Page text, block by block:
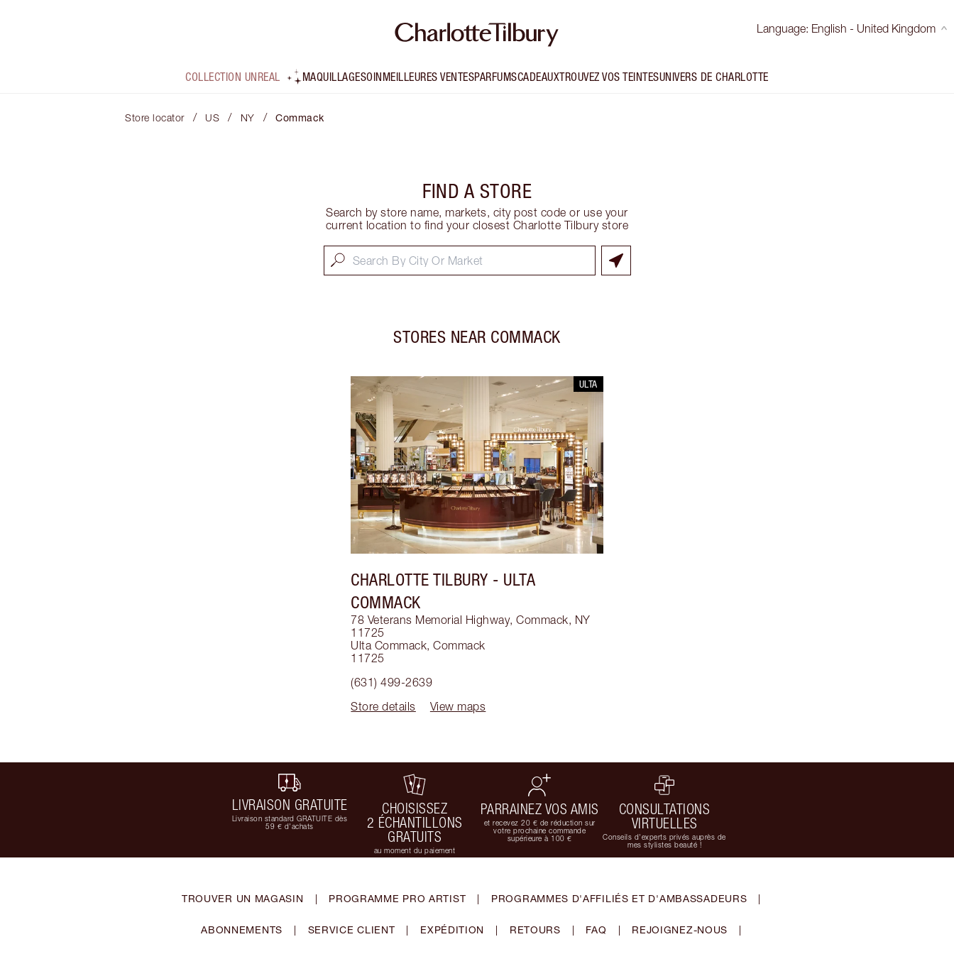
Language: English - United Kingdom
COLLECTION UNREAL MAQUILLAGESOINMEILLEURES VENTESPARFUMSCADEAUXTROUVEZ VOS TEINTESUNIVERS DE CHARLOTTE
Store locator / US / NY / Commack
FIND A STORE
Search by store name, markets, city post code or use your
current location to find your closest Charlotte Tilbury store
STORES NEAR COMMACK
ULTA
CHARLOTTE TILBURY - ULTA
COMMACK
78 Veterans Memorial Highway, Commack, NY
11725
Ulta Commack,Commack
11725
(631) 499-2639
Store details
View maps
LIVRAISON GRATUITE
Livraison standard GRATUITE dès
59 € d'achats
CHOISISSEZ
2 ÉCHANTILLONS
GRATUITS
au moment du paiement
PARRAINEZ VOS AMIS
et recevez 20 € de réduction sur
votre prochaine commande
supérieure à 100 €
CONSULTATIONS
VIRTUELLES
Conseils d'experts privés auprès de
mes stylistes beauté !
TROUVER UN MAGASIN | PROGRAMME PRO ARTIST | PROGRAMMES D'AFFILIÉS ET D'AMBASSADEURS |
ABONNEMENTS | SERVICE CLIENT | EXPÉDITION | RETOURS | FAQ | REJOIGNEZ-NOUS |